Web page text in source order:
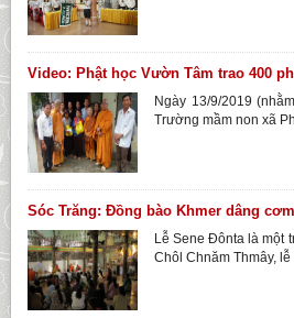
Video: Phật học Vườn Tâm trao 400
Ngày 13/9/2019
Trường mầm non xã
Sóc Trăng: Đồng bào Khmer dâng
Lễ Sene Đônta là một
Chôl Chnăm Thmây,